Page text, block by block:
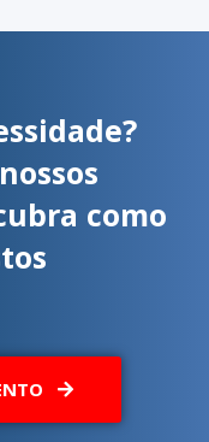
como